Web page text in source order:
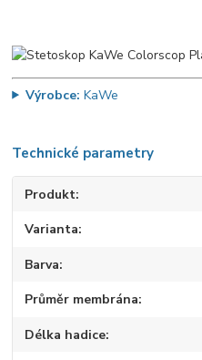
Výrobce: KaWe
Technické parametry
Produkt
Varianta
Barva
Průměr membrána
Délka hadice